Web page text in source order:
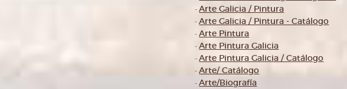
-Arte Galicia / Pintura
-Arte Galicia / Pintura - Catálogo
-Arte Pintura
-Arte Pintura Galicia
-Arte Pintura Galicia / Catálogo
-Arte/ Catálogo
-Arte/Biografía